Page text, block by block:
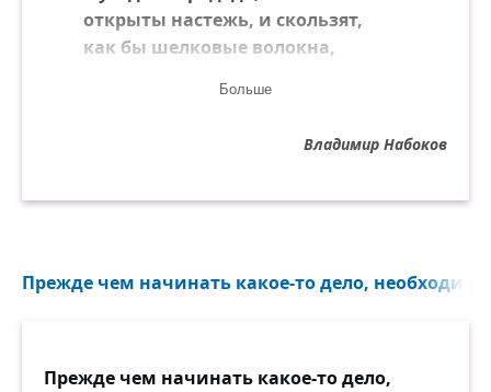
открыты настежь, и скользят,
как бы шелковые волокна,
стекая с клавишей блестящих
Больше
Владимир Набоков
Прежде чем начинать какое-то дело,
Прежде чем начинать какое-то дело,